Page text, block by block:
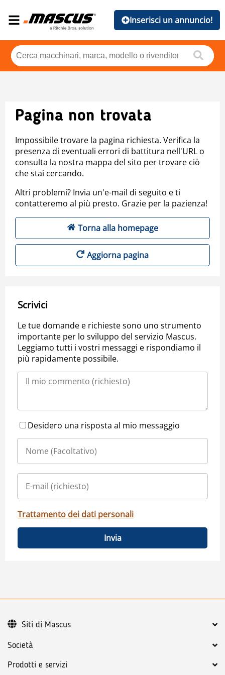
Inserisci un annuncio!
Pagina non trovata
Impossibile trovare la pagina richiesta. Verifica la
presenza di eventuali errori di battitura nell'URL o
consulta la nostra mappa del sito per trovare ciò
che stai cercando.
Altri problemi? Invia un'e-mail di seguito e ti
contatteremo al più presto. Grazie per la pazienza!
Torna alla homepage
Aggiorna pagina
Scrivici
Le tue domande e richieste sono uno strumento
importante per lo sviluppo del servizio Mascus.
Leggiamo tutti i vostri messaggi e rispondiamo il
più rapidamente possibile.
Desidero una risposta al mio messaggio
Trattamento dei dati personali
Invia
Società
Prodotti e servizi
Siti di Mascus